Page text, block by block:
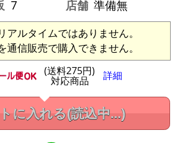
7 店舗 準備無
アルタイムではありません。
通信販売で購入できません。
(送料275円)
対応商品 詳細
に入れる(読込中...)